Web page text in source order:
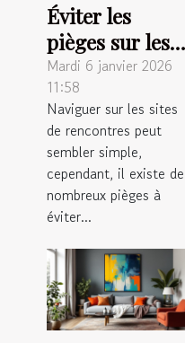
Éviter les
pièges sur les
sites de
rencontres :
conseils
pratiques
Mardi 6 janvier 2026
11:58
Naviguer sur les sites
de rencontres peut
sembler simple,
cependant, il existe de
nombreux pièges à
éviter...